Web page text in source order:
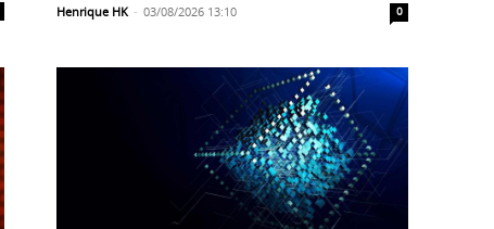
Henrique HK - 03/08/2026 13:10 0